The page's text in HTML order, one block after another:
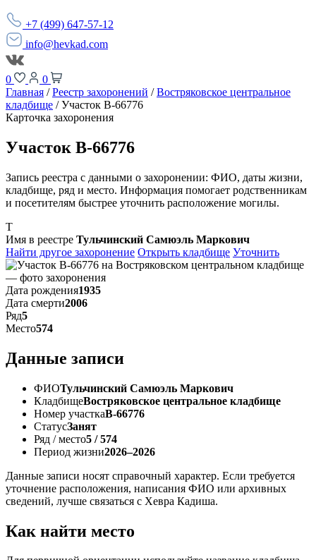
+7 (499) 647-57-12
info@hevkad.com
0
0
Главная / Реестр захоронений / Востряковское центральное
кладбище / Участок В-66776
Карточка захоронения
Участок В-66776
Запись реестра с данными о захоронении: ФИО, даты жизни,
кладбище, ряд и место. Информация помогает родственникам
и посетителям быстрее уточнить расположение могилы.
Т
Имя в реестре Тульчинский Самюэль Маркович
Найти другое захоронение Открыть кладбище Уточнить
Дата рождения1935
Дата смерти2006
Ряд5
Место574
Данные записи
ФИОТульчинский Самюэль Маркович
КладбищеВостряковское центральное кладбище
Номер участкаВ-66776
СтатусЗанят
Ряд / место5 / 574
Период жизни2026–2026
Данные записи носят справочный характер. Если требуется
уточнение расположения, написания ФИО или архивных
сведений, лучше связаться с Хевра Кадиша.
Как найти место